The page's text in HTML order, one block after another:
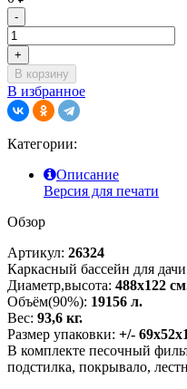
-
+
В корзину
В избранное
Категории:
Описание
Версия для печати
Обзор
Артикул: 26324
Каркасный бассейн для
Диаметр,высота: 488х122
Объём(90%): 19156 л.
Вес: 93,6 кг.
Размер упаковки: +/-
В комплекте песочный
подстилка, покрывало,